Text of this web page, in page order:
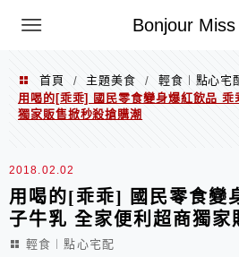
Bonjour
選單
首頁 / 主題美食 / 輕食︱點心宅
用喝的[乖乖] 國民零食變身爆紅飲品 乖
獨家販售掀秒殺搶購潮
2018.02.02
用喝的[乖乖] 國民零食變
子牛乳 全家便利超商獨家
輕食︱點心宅配